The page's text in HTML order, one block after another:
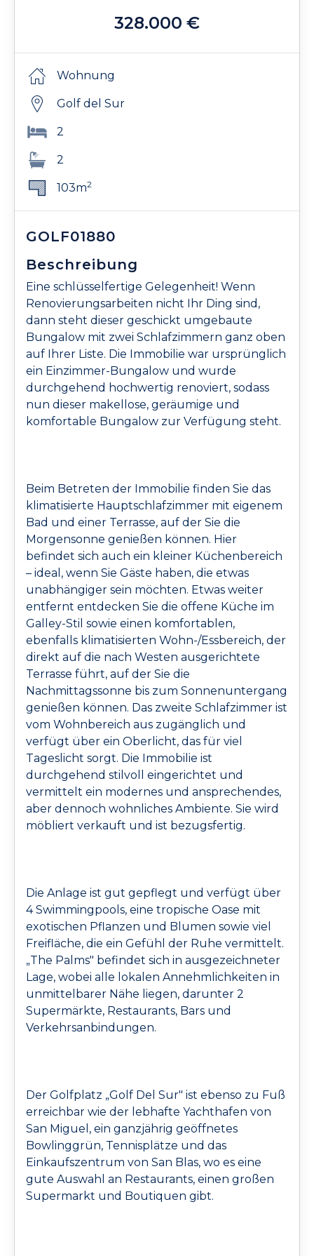
328.000 €
Wohnung
Golf del Sur
2
2
103m2
GOLF01880
Beschreibung
Eine schlüsselfertige Gelegenheit! Wenn
Renovierungsarbeiten nicht Ihr Ding sind,
dann steht dieser geschickt umgebaute
Bungalow mit zwei Schlafzimmern ganz oben
auf Ihrer Liste. Die Immobilie war ursprünglich
ein Einzimmer-Bungalow und wurde
durchgehend hochwertig renoviert, sodass
nun dieser makellose, geräumige und
komfortable Bungalow zur Verfügung steht.
Beim Betreten der Immobilie finden Sie das
klimatisierte Hauptschlafzimmer mit eigenem
Bad und einer Terrasse, auf der Sie die
Morgensonne genießen können. Hier
befindet sich auch ein kleiner Küchenbereich
– ideal, wenn Sie Gäste haben, die etwas
unabhängiger sein möchten. Etwas weiter
entfernt entdecken Sie die offene Küche im
Galley-Stil sowie einen komfortablen,
ebenfalls klimatisierten Wohn-/Essbereich, der
direkt auf die nach Westen ausgerichtete
Terrasse führt, auf der Sie die
Nachmittagssonne bis zum Sonnenuntergang
genießen können. Das zweite Schlafzimmer ist
vom Wohnbereich aus zugänglich und
verfügt über ein Oberlicht, das für viel
Tageslicht sorgt. Die Immobilie ist
durchgehend stilvoll eingerichtet und
vermittelt ein modernes und ansprechendes,
aber dennoch wohnliches Ambiente. Sie wird
möbliert verkauft und ist bezugsfertig.
Die Anlage ist gut gepflegt und verfügt über
4 Swimmingpools, eine tropische Oase mit
exotischen Pflanzen und Blumen sowie viel
Freifläche, die ein Gefühl der Ruhe vermittelt.
„The Palms" befindet sich in ausgezeichneter
Lage, wobei alle lokalen Annehmlichkeiten in
unmittelbarer Nähe liegen, darunter 2
Supermärkte, Restaurants, Bars und
Verkehrsanbindungen.
Der Golfplatz „Golf Del Sur" ist ebenso zu Fuß
erreichbar wie der lebhafte Yachthafen von
San Miguel, ein ganzjährig geöffnetes
Bowlinggrün, Tennisplätze und das
Einkaufszentrum von San Blas, wo es eine
gute Auswahl an Restaurants, einen großen
Supermarkt und Boutiquen gibt.